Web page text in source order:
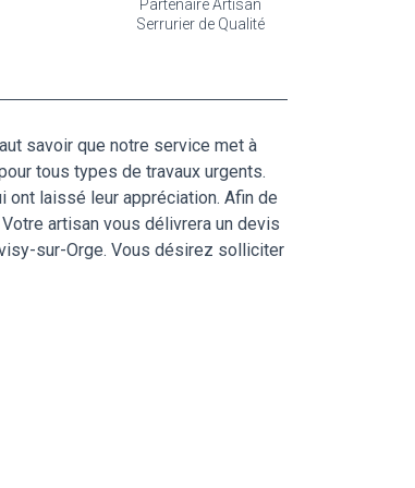
Partenaire Artisan
Serrurier de Qualité
savoir que notre service met à
tous types de travaux urgents.
ont laissé leur appréciation. Afin de
artisan vous délivrera un devis
sur-Orge. Vous désirez solliciter